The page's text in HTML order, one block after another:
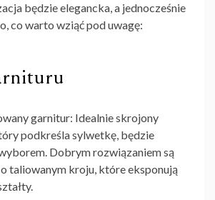
będzie elegancka, a jednocześnie
co warto wziąć pod uwagę:
garnitur: Idealnie skrojony
podkreśla sylwetkę, będzie
Dobrym rozwiązaniem są
taliowanym kroju, które eksponują